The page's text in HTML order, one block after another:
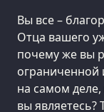
Вы все –
Отца вашего
почему же вы
ограниченной
на самом
вы являетесь?